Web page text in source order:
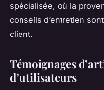
spécialisée, où la
conseils d’entretien
client.
Témoignages
d’utilisateurs